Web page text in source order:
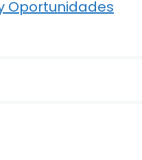
Oportunidades